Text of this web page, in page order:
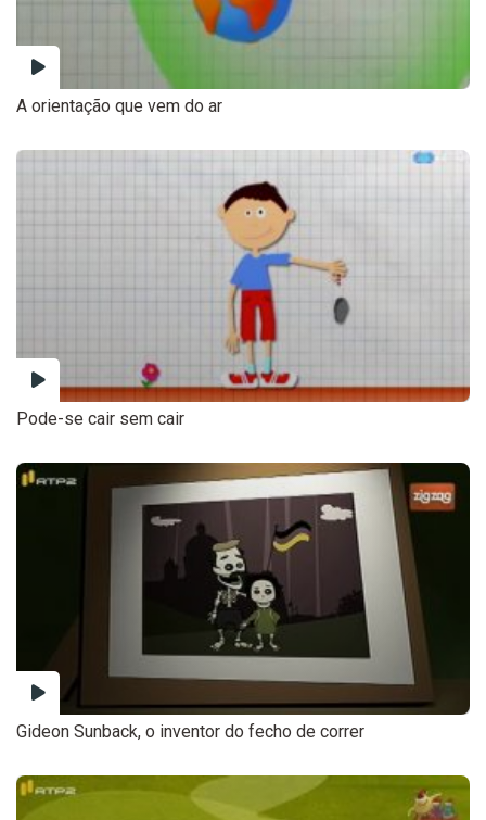
A orientação que vem do ar
Pode-se cair sem cair
Gideon Sunback, o inventor do fecho de correr